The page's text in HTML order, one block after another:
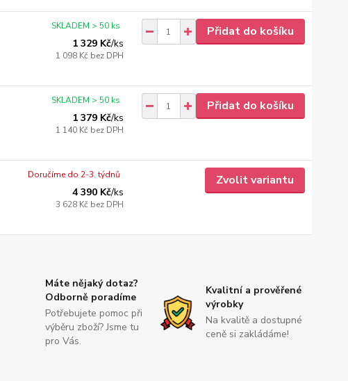
1 329 Kč/ks
1 098 Kč bez DPH
SKLADEM > 50 ks Přidat do košíku
1 379 Kč/ks
1 140 Kč bez DPH
SKLADEM > 50 ks Přidat do košíku
4 390 Kč/ks
3 628 Kč bez DPH
Doručíme do 2-3. týdnů Zvolit variantu
Máte nějaký dotaz?
Odborně poradíme
Potřebujete pomoc při
výběru zboží? Jsme tu
pro Vás.
Kvalitní a prověřené
výrobky
Na kvalitě a dostupné
ceně si zakládáme!